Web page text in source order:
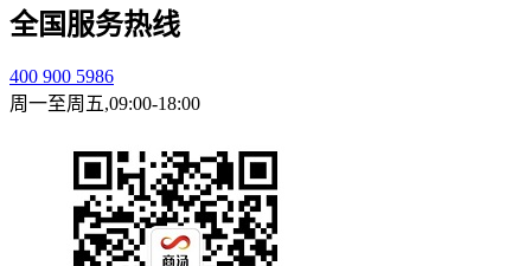
全国服务热线
400 900 5986
周一至周五,09:00-18:00